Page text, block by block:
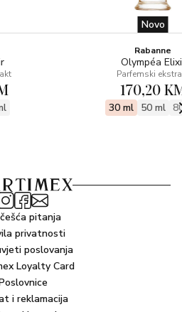
Novo
Rabanne
Olympéa
Parfemski
170,20
30 ml 50 ml
pitanja
privatnosti
poslovanja
Loyalty Card
i reklamacija